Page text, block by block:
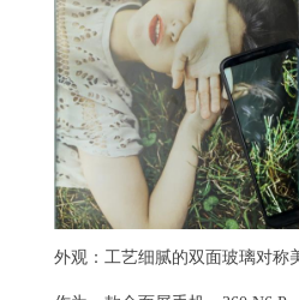
外观：工艺细腻的双面玻璃对称